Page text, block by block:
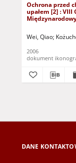
Ochrona przed
upałem [2] : VIII
Satyryczny /
Wei, Qiao
2006
dokument
DANE